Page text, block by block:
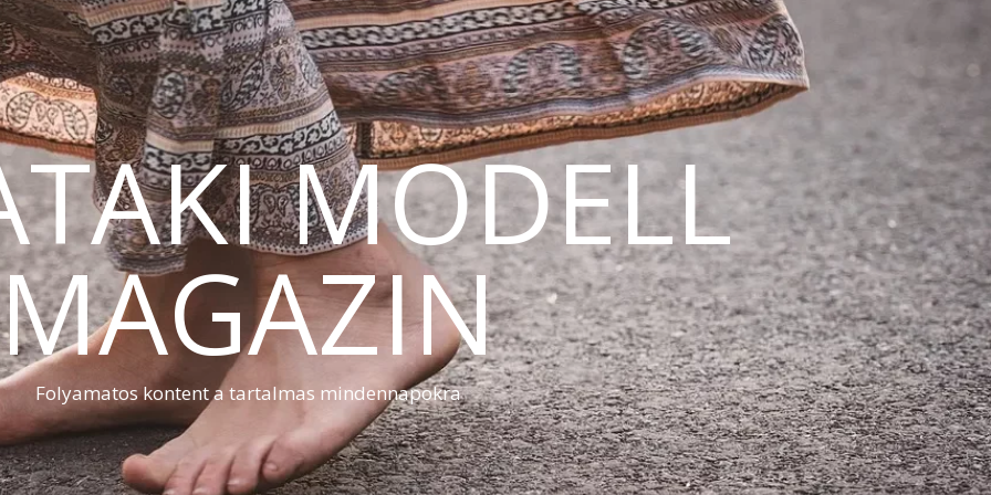
MODELL
MAGAZIN
Folyamatos kontent a tartalmas mindennapokra